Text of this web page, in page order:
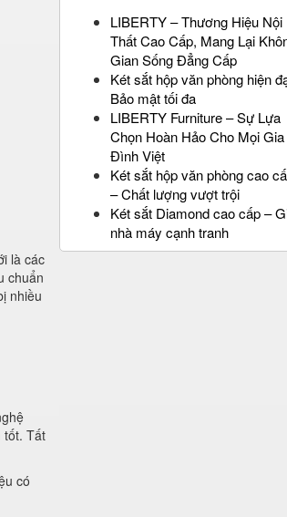
là các
chuẩn
nhiều
tốt. Tất
có
LIBERTY – Thương Hiệu Nội
Thất Cao Cấp, Mang Lại
Gian Sống Đẳng Cấp
Két sắt hộp văn phòng hiện
Bảo mật tối đa
LIBERTY Furniture – Sự Lựa
Chọn Hoàn Hảo Cho Mọi Gia
Đình Việt
Két sắt hộp văn phòng cao
– Chất lượng vượt trội
Két sắt Diamond cao cấp –
nhà máy cạnh tranh